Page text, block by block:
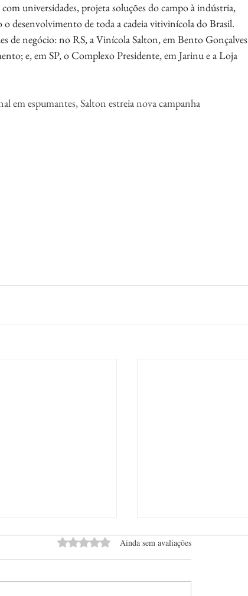
universidades, projeta soluções do campo à indústria,
desenvolvimento de toda a cadeia vitivinícola do Brasil.
de negócio: no RS, a Vinícola Salton, em Bento Gonçalves
e, em SP, o Complexo Presidente, em Jarinu e a Loja
em espumantes, Salton estreia nova campanha
Avaliado com 0 de 5 estrelas.
Ainda sem avaliações